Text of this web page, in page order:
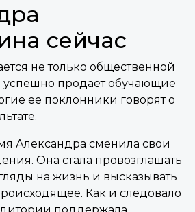
сейчас
не только общественной
успешно продает обучающие
ее поклонники говорят о
Александра сменила свои
Она стала провозглашать
на жизнь и высказывать
Как и следовало